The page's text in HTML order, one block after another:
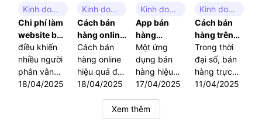
việc quản lý
bán hàng
trên website
trở thành
một nhu cầu
thiết yếu đối
với mọi
thức bán
hàng truyền
thống? Làm
thế nào để
xây dựng và
vận hành
một website
nghiệp, hiệu
tác, mà còn
tạo dựng
được niềm
tin, xây
dựng
thương hiệu
và đặc biệt
đổi thành
đơn hàng
đến vậy?
Cùng khám
phá chi tiết
trong bài
viết này.
Kinh doanh online
Chi phí làm
website bán
hàng: Bảng
giá chi tiết
và cách tối
ưu
điều khiến
nhiều người
phân vân
nhất chính là
18/04/2025
Kinh doanh online
Cách bán
hàng online
hiệu quả
giúp tăng
doanh số và
khách hàng
Cách bán
hàng online
hiệu quả để
vừa tiếp cận
việc xây
18/04/2025
Kinh doanh online
App bán
hàng
Online:
Công cụ
đắc lực giúp
tăng trưởng
Một ứng
dụng bán
hàng hiệu
quả không
quản lý kinh
doanh dễ
17/04/2025
Kinh doanh online
Cách bán
hàng trên
website
hiệu quả:
Hướng dẫn
chi tiết
Trong thời
đại số, bán
hàng trực
tuyến đã trở
11/04/2025
Xem thêm